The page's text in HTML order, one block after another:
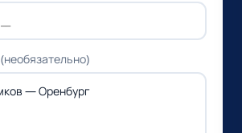
(необязательно)